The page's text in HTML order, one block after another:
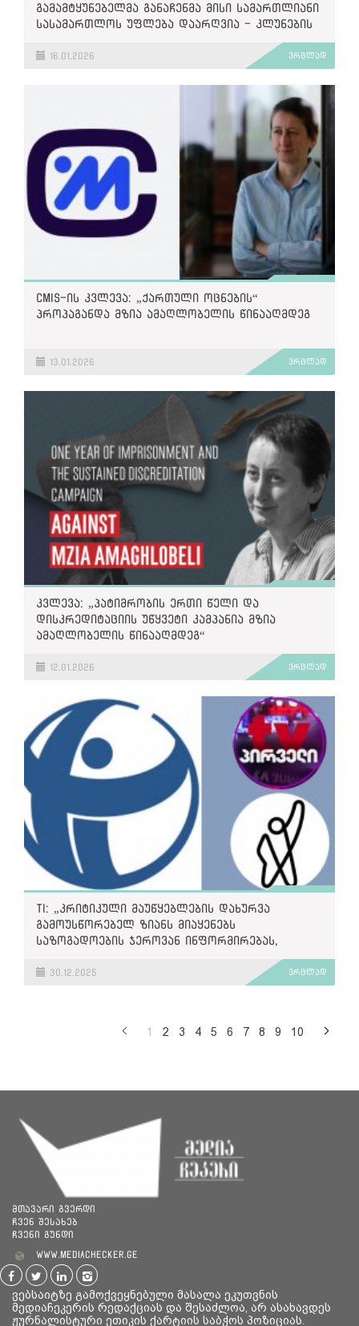
გამამტყუნებელმა განაჩენმა მისი სამართლიანი
სასამართლოს უფლება დაარღვია - კლუნების
16.01.2026 ვრცლად
CMIS-ის კვლევა: „ქართული ოცნების“
პროპაგანდა მზია ამაღლობელის წინააღმდეგ
13.01.2026 ვრცლად
კვლევა: „პატიმრობის ერთი წელი და
დისკრედიტაციის უწყვეტი კამპანია მზია
ამაღლობელის წინააღმდეგ“
12.01.2026 ვრცლად
TI: „კრიტიკული მაუწყებლების დახურვა
გამოუსწორებელ ზიანს მიაყენებს
საზოგადოების ჯეროვან ინფორმირებას,
წესრიგისა და პროპაგანდის ამარა“
30.12.2025 ვრცლად
1 2 3 4 5 6 7 8 9 10
მთავარი გვერდი
ჩვენ შესახებ
ჩვენი გუნდი
www.mediachecker.ge
ვებსაიტზე გამოქვეყნებული მასალა ეკუთვნის
მედიაჩეკერის რედაქციას და შესაძლოა, არ ასახავდეს
ჟურნალისტური ეთიკის ქარტიის საბჭოს პოზიციას.